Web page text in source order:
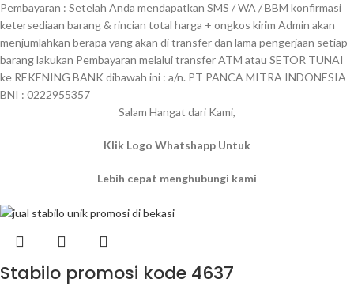
Pembayaran : Setelah Anda mendapatkan SMS / WA / BBM konfirmasi
ketersediaan barang & rincian total harga + ongkos kirim Admin akan
menjumlahkan berapa yang akan di transfer dan lama pengerjaan setiap
barang lakukan Pembayaran melalui transfer ATM atau SETOR TUNAI
ke REKENING BANK dibawah ini : a/n. PT PANCA MITRA INDONESIA
BNI : 0222955357
Salam Hangat dari Kami,
Klik Logo Whatshapp Untuk
Lebih cepat menghubungi kami
Stabilo promosi kode 4637